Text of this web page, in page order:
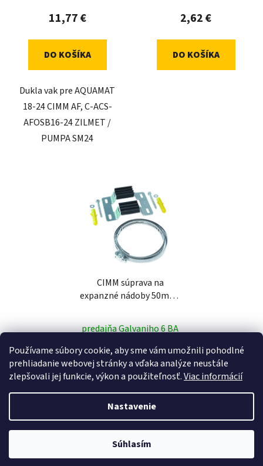
Používame súbory cookie, aby sme vám umožnili pohodlné
prehliadanie webovej stránky a vďaka analýze neustále
zlepšovali jej funkcie, výkon a použiteľnosť.Viac informácií
Nastavenie
Súhlasím
11,77 €
DO KOŠÍKA
Dukla vak pre AQUAMAT
18-24 CIMM AF, C-ACS-
AFOSB16-24 ZILMET /
PUMPA SM24
2,62 €
DO KOŠÍKA
CIMM súprava na
expanzné nádoby 50mm-
predajňa Galvaniho 6 BA
10,46 €
DO KOŠÍKA
Vytvoril Shoptet
Copyright 2026pumpa.pro. Všetky práva vyhradené.